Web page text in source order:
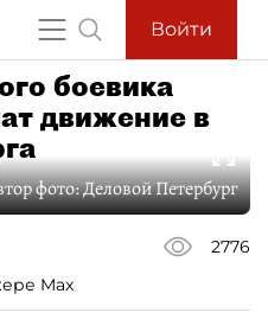
Войти
боевика
движение в
фото:Деловой Петербург
2776
Max